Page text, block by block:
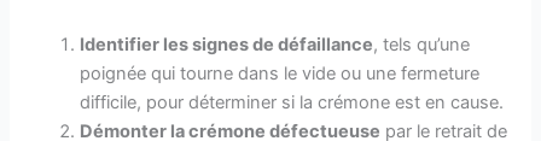
Identifier les signes de défaillance, tels qu’une
poignée qui tourne dans le vide ou une fermeture
difficile, pour déterminer si la crémone est en cause.
Démonter la crémone défectueuse par le retrait de